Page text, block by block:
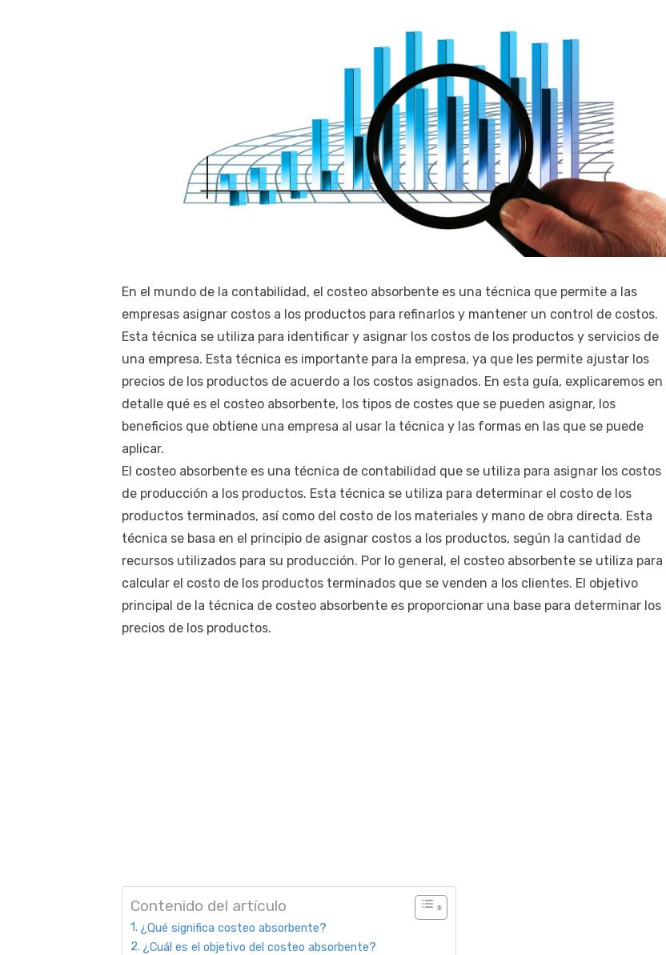
En el mundo de la contabilidad, el costeo absorbente es una técnica que permite a las
empresas asignar costos a los productos para refinarlos y mantener un control de costos.
Esta técnica se utiliza para identificar y asignar los costos de los productos y servicios de
una empresa. Esta técnica es importante para la empresa, ya que les permite ajustar los
precios de los productos de acuerdo a los costos asignados. En esta guía, explicaremos en
detalle qué es el costeo absorbente, los tipos de costes que se pueden asignar, los
beneficios que obtiene una empresa al usar la técnica y las formas en las que se puede
aplicar.
El costeo absorbente es una técnica de contabilidad que se utiliza para asignar los costos
de producción a los productos. Esta técnica se utiliza para determinar el costo de los
productos terminados, así como del costo de los materiales y mano de obra directa. Esta
técnica se basa en el principio de asignar costos a los productos, según la cantidad de
recursos utilizados para su producción. Por lo general, el costeo absorbente se utiliza para
calcular el costo de los productos terminados que se venden a los clientes. El objetivo
principal de la técnica de costeo absorbente es proporcionar una base para determinar los
precios de los productos.
Contenido del artículo
¿Qué significa costeo absorbente?
¿Cuál es el objetivo del costeo absorbente?